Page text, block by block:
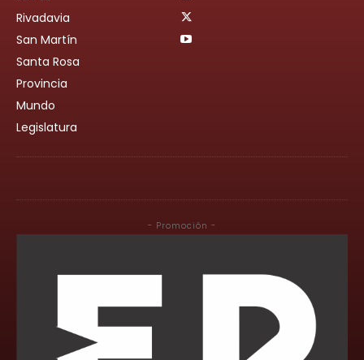
Rivadavia
San Martín
Santa Rosa
Provincia
Mundo
Legislatura
- Promoción -